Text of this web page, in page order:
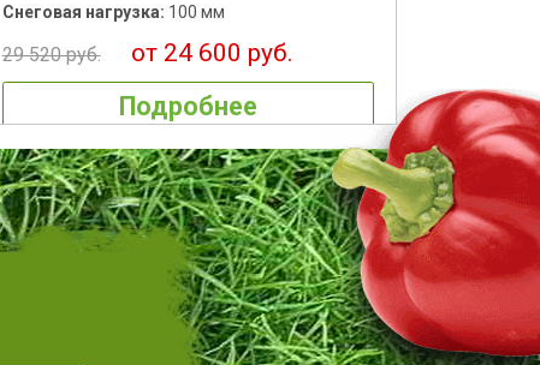
Снеговая нагрузка: 100 мм
29 520 руб.от 24 600 руб.
Подробнее